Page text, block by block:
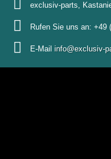
exclusiv-parts,
Rufen Sie uns an: +49
E-Mail info@exclusiv-